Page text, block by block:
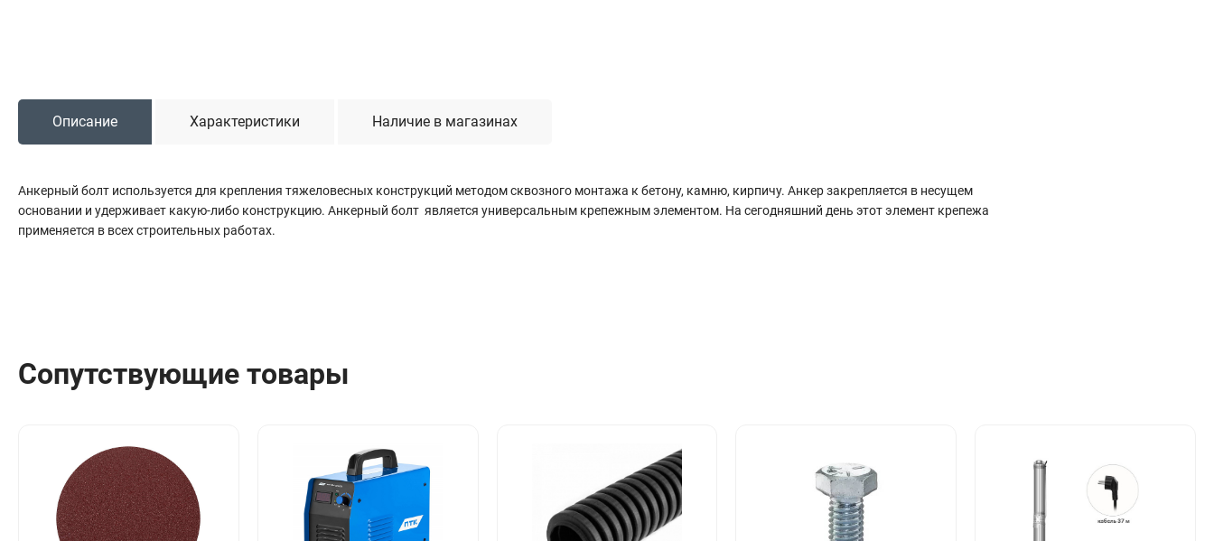
Тройники сантехнические
Описание Характеристики Наличие в магазинах
Анкерный болт используется для крепления тяжеловесных конструкций методом сквозного монтажа к бетону, камню, кирпичу. Анкер закрепляется в несущем
основании и удерживает какую-либо конструкцию. Анкерный болт является универсальным крепежным элементом. На сегодняшний день этот элемент крепежа
применяется в всех строительных работах.
Сопутствующие товары